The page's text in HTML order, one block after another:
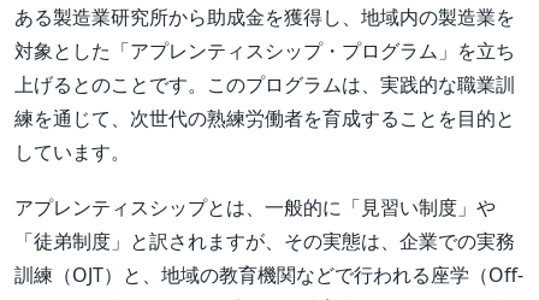
ある製造業研究所から助成金を獲得し、地域内の製造業を
対象とした「アプレンティスシップ・プログラム」を立ち
上げるとのことです。このプログラムは、実践的な職業訓
練を通じて、次世代の熟練労働者を育成することを目的と
しています。
アプレンティスシップとは、一般的に「見習い制度」や
「徒弟制度」と訳されますが、その実態は、企業での実務
訓練（OJT）と、地域の教育機関などで行われる座学（Off-